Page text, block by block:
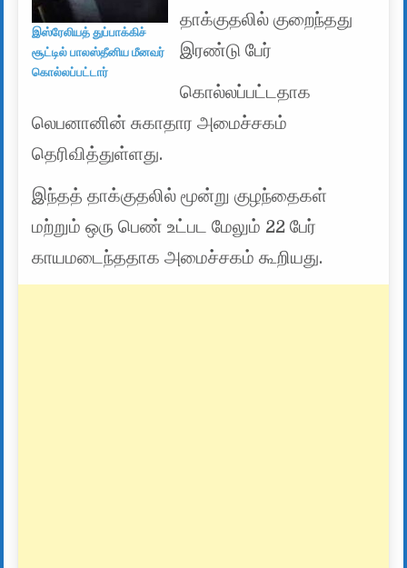
இஸ்ரேலியத் துப்பாக்கிச்
சூட்டில் பாலஸ்தீனிய மீனவர்
கொல்லப்பட்டார்
தாக்குதலில் குறைந்தது
இரண்டு பேர்
கொல்லப்பட்டதாக
லெபனானின் சுகாதார அமைச்சகம்
தெரிவித்துள்ளது.
இந்தத் தாக்குதலில் மூன்று குழந்தைகள்
மற்றும் ஒரு பெண் உட்பட மேலும் 22 பேர்
காயமடைந்ததாக அமைச்சகம் கூறியது.